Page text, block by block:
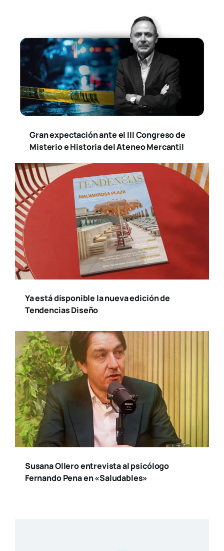
Gran expectación ante el III Congreso de
Misterio e Historia del Ateneo Mercantil
Ya está disponible la nueva edición de
Tendencias Diseño
Susana Ollero entrevista al psicólogo
Fernando Pena en «Saludables»